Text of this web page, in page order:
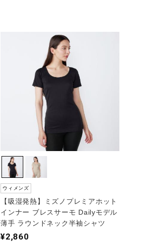
ウィメンズ
【吸湿発熱】ミズノプレミアホット
インナー ブレスサーモ Dailyモデル
薄手 ラウンドネック半袖シャツ
¥2,860